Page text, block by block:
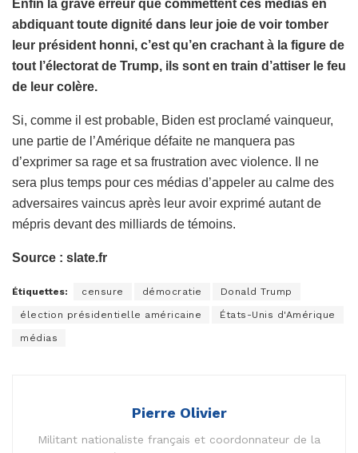
Enfin la grave erreur que commettent ces médias en
abdiquant toute dignité dans leur joie de voir tomber
leur président honni, c’est qu’en crachant à la figure de
tout l’électorat de Trump, ils sont en train d’attiser le feu
de leur colère.
Si, comme il est probable, Biden est proclamé vainqueur,
une partie de l’Amérique défaite ne manquera pas
d’exprimer sa rage et sa frustration avec violence. Il ne
sera plus temps pour ces médias d’appeler au calme des
adversaires vaincus après leur avoir exprimé autant de
mépris devant des milliards de témoins.
Source : slate.fr
Étiquettes: censure démocratie Donald Trump
élection présidentielle américaine États-Unis d'Amérique
médias
Pierre Olivier
Militant nationaliste français et coordonnateur de la